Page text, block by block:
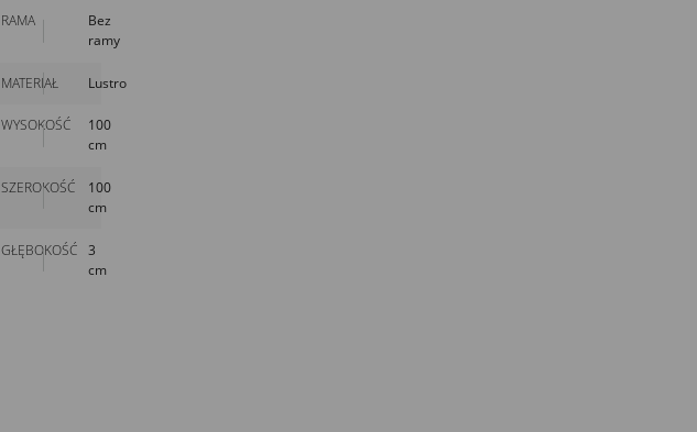
RAMA
Bez
ramy
MATERIAŁ Lustro
WYSOKOŚĆ
100
cm
SZEROKOŚĆ
100
cm
GŁĘBOKOŚĆ
3
cm